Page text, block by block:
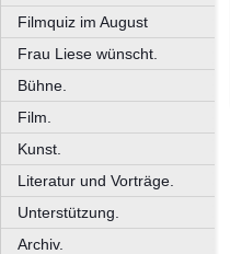
Filmquiz im August
Frau Liese wünscht.
Bühne.
Film.
Kunst.
Literatur und Vorträge.
Unterstützung.
Archiv.